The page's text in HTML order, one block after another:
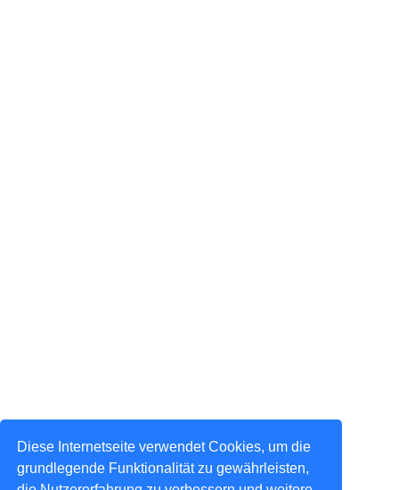
Diese Internetseite verwendet Cookies, um die
grundlegende Funktionalität zu gewährleisten,